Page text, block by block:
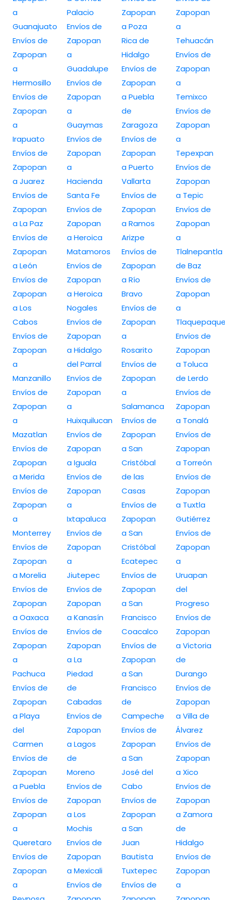
a
Guanajuato
Envíos de
Zapopan
a
Hermosillo
Envíos de
Zapopan
a
Irapuato
Envíos de
Zapopan
a Juarez
Envíos de
Zapopan
a La Paz
Envíos de
Zapopan
a León
Envíos de
Zapopan
a Los
Cabos
Envíos de
Zapopan
a
Manzanillo
Envíos de
Zapopan
a
Mazatlan
Envíos de
Zapopan
a Merida
Envíos de
Zapopan
a
Monterrey
Envíos de
Zapopan
a Morelia
Envíos de
Zapopan
a Oaxaca
Envíos de
Zapopan
a
Pachuca
Envíos de
Zapopan
a Playa
del
Carmen
Envíos de
Zapopan
a Puebla
Envíos de
Zapopan
a
Queretaro
Envíos de
Zapopan
a
Palacio
Envíos de
Zapopan
a
Guadalupe
Envíos de
Zapopan
a
Guaymas
Envíos de
Zapopan
a
Hacienda
Santa Fe
Envíos de
Zapopan
a Heroica
Matamoros
Envíos de
Zapopan
a Heroica
Nogales
Envíos de
Zapopan
a Hidalgo
del Parral
Envíos de
Zapopan
a
Huixquilucan
Envíos de
Zapopan
a Iguala
Envíos de
Zapopan
a
Ixtapaluca
Envíos de
Zapopan
a
Jiutepec
Envíos de
Zapopan
a Kanasín
Envíos de
Zapopan
a La
Piedad
de
Cabadas
Envíos de
Zapopan
a Lagos
de
Moreno
Envíos de
Zapopan
a Los
Mochis
Envíos de
Zapopan
a Mexicali
Envíos de
Zapopan
a Poza
Rica de
Hidalgo
Envíos de
Zapopan
a Puebla
de
Zaragoza
Envíos de
Zapopan
a Puerto
Vallarta
Envíos de
Zapopan
a Ramos
Arizpe
Envíos de
Zapopan
a Río
Bravo
Envíos de
Zapopan
a
Rosarito
Envíos de
Zapopan
a
Salamanca
Envíos de
Zapopan
a San
Cristóbal
de las
Casas
Envíos de
Zapopan
a San
Cristóbal
Ecatepec
Envíos de
Zapopan
a San
Francisco
Coacalco
Envíos de
Zapopan
a San
Francisco
de
Campeche
Envíos de
Zapopan
a San
José del
Cabo
Envíos de
Zapopan
a San
Juan
Bautista
Tuxtepec
Envíos de
Zapopan
a
Tehuacán
Envíos de
Zapopan
a
Temixco
Envíos de
Zapopan
a
Tepexpan
Envíos de
Zapopan
a Tepic
Envíos de
Zapopan
a
Tlalnepantla
de Baz
Envíos de
Zapopan
a
Envíos de
Zapopan
a Toluca
de Lerdo
Envíos de
Zapopan
a Tonalá
Envíos de
Zapopan
a Torreón
Envíos de
Zapopan
a Tuxtla
Gutiérrez
Envíos de
Zapopan
a
Uruapan
del
Progreso
Envíos de
Zapopan
a Victoria
de
Durango
Envíos de
Zapopan
a Villa de
Álvarez
Envíos de
Zapopan
a Xico
Envíos de
Zapopan
a Zamora
de
Hidalgo
Envíos de
Zapopan
a